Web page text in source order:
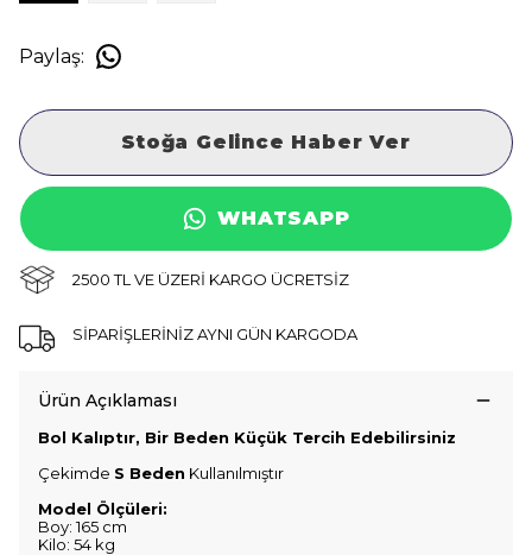
Paylaş:
Stoğa Gelince Haber Ver
WHATSAPP
2500 TL VE ÜZERİ KARGO ÜCRETSİZ
SİPARİŞLERİNİZ AYNI GÜN KARGODA
Ürün Açıklaması
Bol Kalıptır, Bir Beden Küçük Tercih Edebilirsiniz
Çekimde S Beden Kullanılmıştır
Model Ölçüleri:
Boy: 165 cm
Kilo: 54 kg